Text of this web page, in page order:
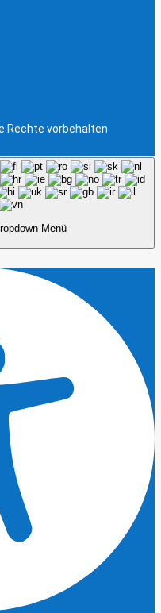
Rechte vorbehalten